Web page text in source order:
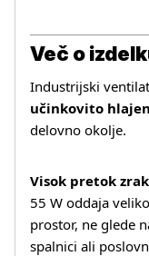
Več o
Industrijski
učinkovito
delovno okolje.
Visok pretok
55 W oddaja
prostor, ne glede
spalnici ali